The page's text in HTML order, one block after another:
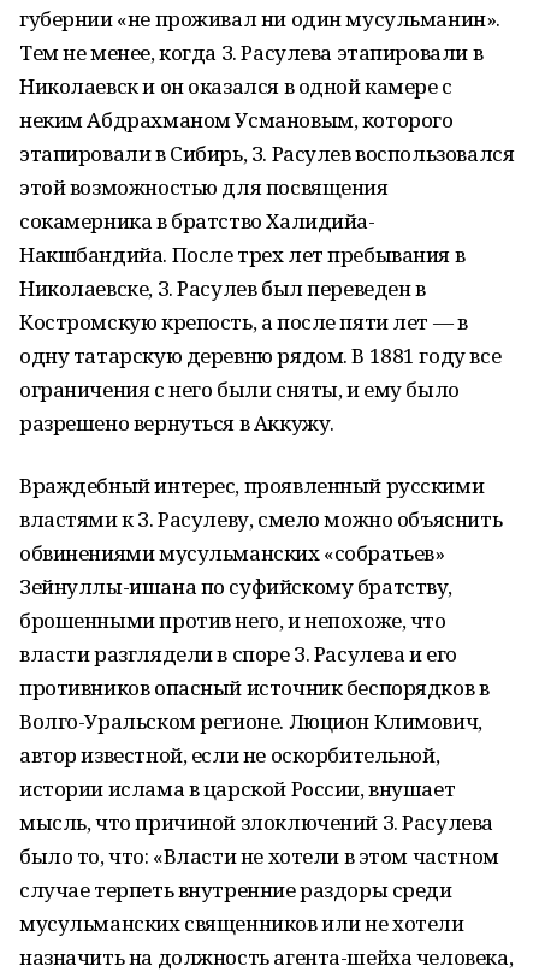
губернии «не проживал ни один мусульманин».
Тем не менее, когда З. Расулева этапировали в
Николаевск и он оказался в одной камере с
неким Абдрахманом Усмановым, которого
этапировали в Сибирь, З. Расулев воспользовался
этой возможностью для посвящения
сокамерника в братство Халидийа-
Накшбандийа. После трех лет пребывания в
Николаевске, З. Расулев был переведен в
Костромскую крепость, а после пяти лет — в
одну татарскую деревню рядом. В 1881 году все
ограничения с него были сняты, и ему было
разрешено вернуться в Аккужу.
Враждебный интерес, проявленный русскими
властями к З. Расулеву, смело можно объяснить
обвинениями мусульманских «собратьев»
Зейнуллы-ишана по суфийскому братству,
брошенными против него, и непохоже, что
власти разглядели в споре З. Расулева и его
противников опасный источник беспорядков в
Волго-Уральском регионе. Люцион Климович,
автор известной, если не оскорбительной,
истории ислама в царской России, внушает
мысль, что причиной злоключений З. Расулева
было то, что: «Власти не хотели в этом частном
случае терпеть внутренние раздоры среди
мусульманских священников или не хотели
назначить на должность агента-шейха человека,